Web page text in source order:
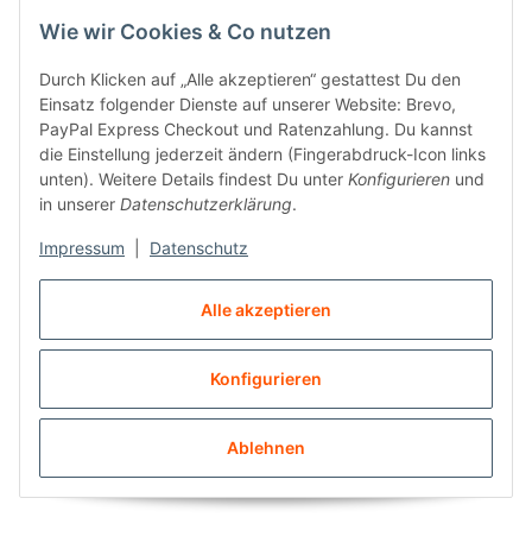
Alle akzeptieren
Konfigurieren
Ablehnen
Wie wir Cookies & Co nutzen
Durch Klicken auf „Alle akzeptieren“ gestattest Du den
Einsatz folgender Dienste auf unserer Website: Brevo,
PayPal Express Checkout und Ratenzahlung. Du kannst
die Einstellung jederzeit ändern (Fingerabdruck-Icon links
unten). Weitere Details findest Du unter Konfigurieren und
in unserer Datenschutzerklärung.
Impressum Datenschutz
Cheerleading „Tosses“
23,00 €*
LEIDER SCHON VORBEI
Heidelberg - 12.04.2026
Relax and Recover
LEIDER SCHON VORBEI
Rennerod - 03.05.2026